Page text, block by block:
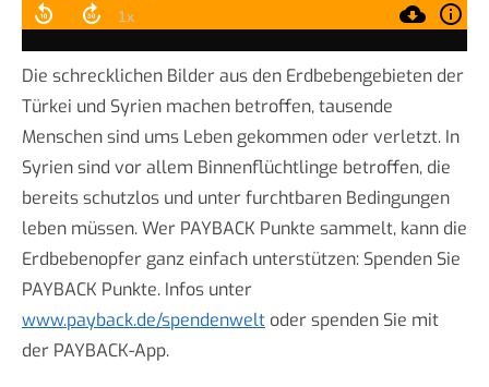
Die schrecklichen Bilder aus den Erdbebengebieten der
Türkei und Syrien machen betroffen, tausende
Menschen sind ums Leben gekommen oder verletzt. In
Syrien sind vor allem Binnenflüchtlinge betroffen, die
bereits schutzlos und unter furchtbaren Bedingungen
leben müssen. Wer PAYBACK Punkte sammelt, kann die
Erdbebenopfer ganz einfach unterstützen: Spenden Sie
PAYBACK Punkte. Infos unter
www.payback.de/spendenwelt oder spenden Sie mit
der PAYBACK-App.